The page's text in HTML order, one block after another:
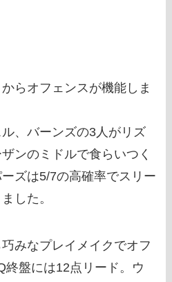
らオフェンスが機能しま
、バーンズの3人がリズ
ンのミドルで食らいつく
ズは5/7の高確率でスリー
した。
みなプレイメイクでオフ
終盤には12点リード。ウ